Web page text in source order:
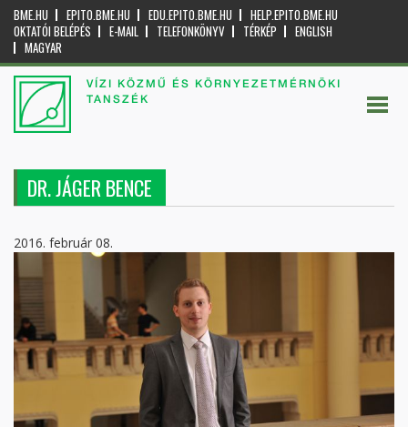
BME.HU EPITO.BME.HU EDU.EPITO.BME.HU
HELP.EPITO.BME.HU
OKTATÓI BELÉPÉS
E-MAIL TELEFONKÖNYV TÉRKÉP
ENGLISH
MAGYAR
VÍZI KÖZMŰ ÉS KÖRNYEZETMÉRNÖKI
TANSZÉK
DR. JÁGER BENCE
2016. február 08.